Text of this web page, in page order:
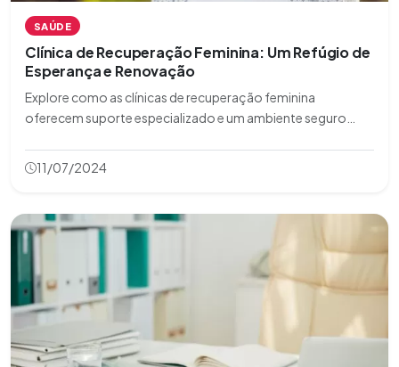
SAÚDE
Clínica de Recuperação Feminina: Um Refúgio de
Esperança e Renovação
Explore como as clínicas de recuperação feminina
oferecem suporte especializado e um ambiente seguro
programas transformadores aqui!
11/07/2024